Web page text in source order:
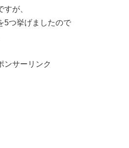
が、
5つ挙げましたので
ンサーリンク